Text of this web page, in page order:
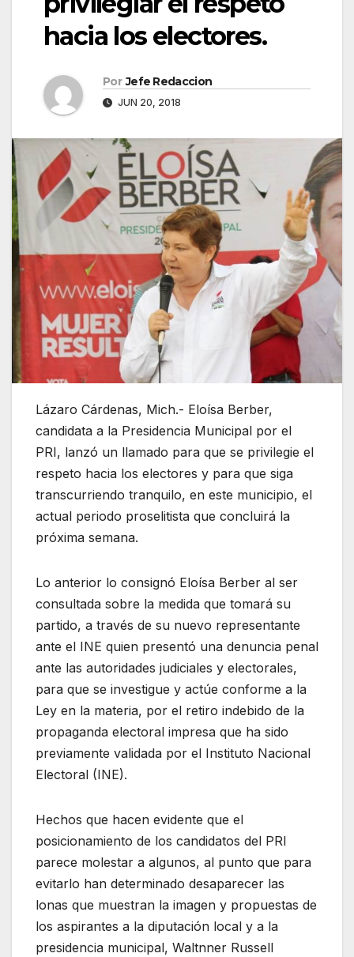
hacia los electores.
Por Jefe Redaccion
JUN 20, 2018
Lázaro Cárdenas, Mich.- Eloísa Berber,
candidata a la Presidencia Municipal por el
PRI, lanzó un llamado para que se privilegie el
respeto hacia los electores y para que siga
transcurriendo tranquilo, en este municipio, el
actual periodo proselitista que concluirá la
próxima semana.
Lo anterior lo consignó Eloísa Berber al ser
consultada sobre la medida que tomará su
partido, a través de su nuevo representante
ante el INE quien presentó una denuncia penal
ante las autoridades judiciales y electorales,
para que se investigue y actúe conforme a la
Ley en la materia, por el retiro indebido de la
propaganda electoral impresa que ha sido
previamente validada por el Instituto Nacional
Electoral (INE).
Hechos que hacen evidente que el
posicionamiento de los candidatos del PRI
parece molestar a algunos, al punto que para
evitarlo han determinado desaparecer las
lonas que muestran la imagen y propuestas de
los aspirantes a la diputación local y a la
presidencia municipal, Waltnner Russell